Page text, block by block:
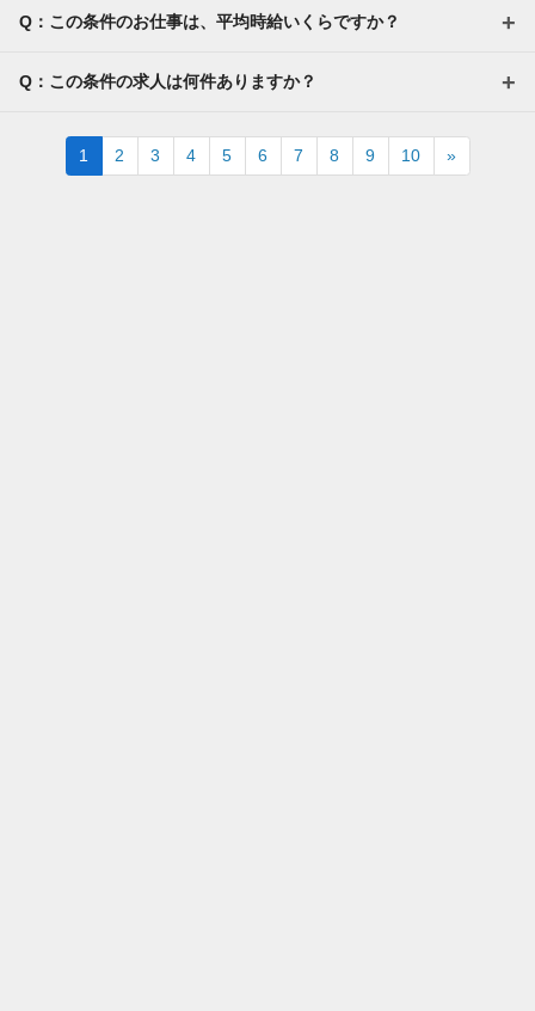
Q：この条件のお仕事は、平均時給いくらですか？
Q：この条件の求人は何件ありますか？
1 2 3 4 5 6 7 8 9 10 »Next